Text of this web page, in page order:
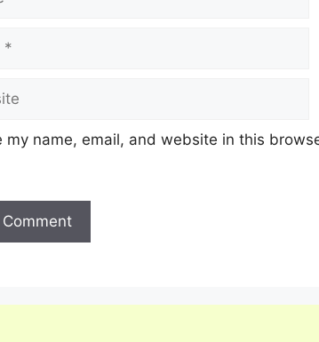
my name, email, and website in this